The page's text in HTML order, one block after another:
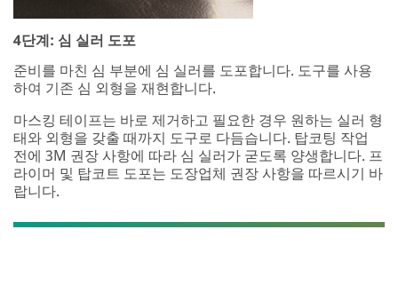
4단계: 심 실러 도포
준비를 마친 심 부분에 심 실러를 도포합니다. 도구를 사용
하여 기존 심 외형을 재현합니다.
마스킹 테이프는 바로 제거하고 필요한 경우 원하는 실러 형
태와 외형을 갖출 때까지 도구로 다듬습니다. 탑코팅 작업
전에 3M 권장 사항에 따라 심 실러가 굳도록 양생합니다. 프
라이머 및 탑코트 도포는 도장업체 권장 사항을 따르시기 바
랍니다.